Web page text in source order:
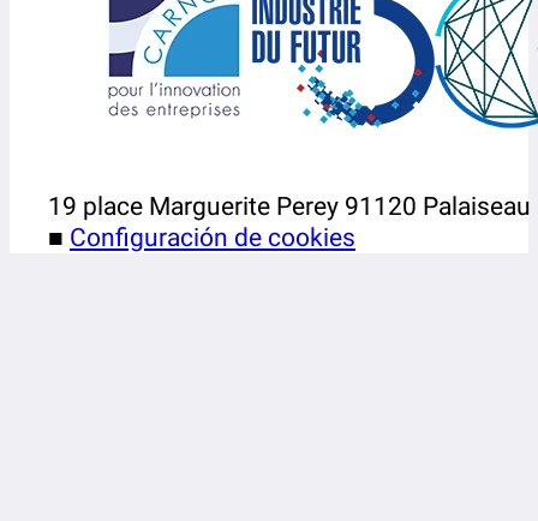
19 place Marguerite Perey 91120
■ Configuración de cookies